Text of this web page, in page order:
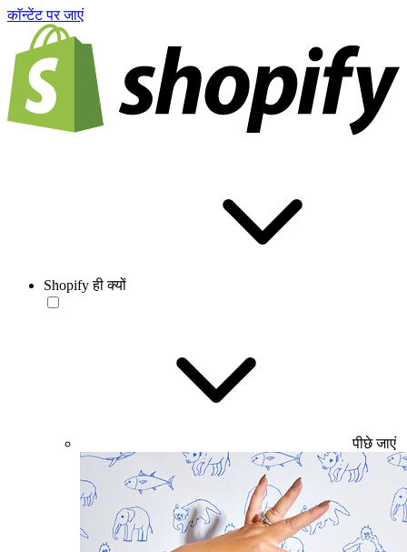
काॅन्टेंट पर जाएं
Shopify ही क्यों
पीछे जाएं